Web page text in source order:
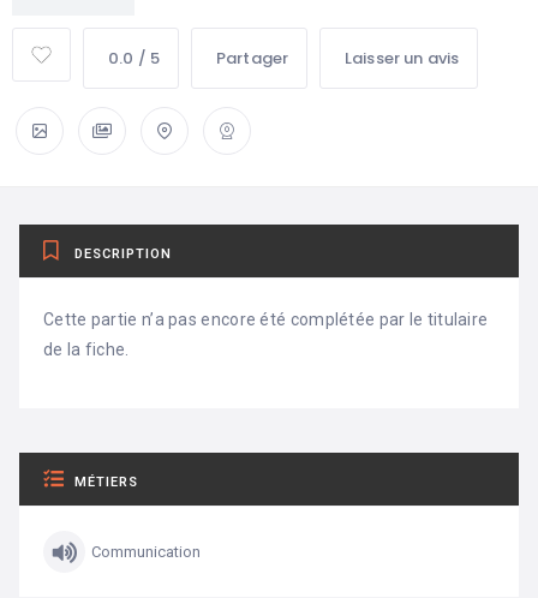
0.0 / 5 Partager Laisser un avis
DESCRIPTION
Cette partie n’a pas encore été complétée par le titulaire
de la fiche.
MÉTIERS
Communication